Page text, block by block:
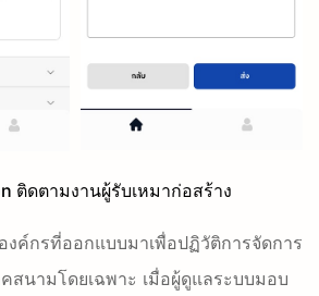
ติดตามงานผู้รับเหมาก่อสร้าง
งค์กรที่ออกแบบมาเพื่อปฏิวัติการจัดการ
สนามโดยเฉพาะ เมื่อผู้ดูแลระบบมอบ